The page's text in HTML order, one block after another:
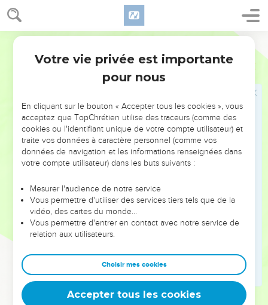
Psaumes 65
revêt de puissance,
il calme le bruit des mers, tout le fracas de leurs vagues, et
le tumulte des peuples.
Ceux qui habitent au bout du monde sont saisis
d’admiration à la vue de tes prodiges. Tu fais tressaillir de
Car tu prends soin de la terre et tu l’abreuves. Tu la
combles de richesses ! Dieu, ton ruisseau est rempli d’eau :
tu fais pousser le froment pour les humains en fertilisant la
terre.
Tu donnes à tous ses sillons de l’eau en surabondance. Tu
en aplanis les mottes, tu l’amollis par les pluies, et tu bénis
ce qui germe.
Tu as couronné l’année de tes bienfaits ; partout où tu es
passé, la terre est fertilisée.
coteaux se revêtent d’une ceinture de joie.
Les prés couverts de brebis, les vallées drapées de blé :
tout chante et clame sa joie.
Votre vie privée est importante
pour nous
En cliquant sur le bouton « Accepter tous les cookies », vous
acceptez que TopChrétien utilise des traceurs (comme des
cookies ou l'identifiant unique de votre compte utilisateur) et
traite vos données à caractère personnel (comme vos
données de navigation et les informations renseignées dans
votre compte utilisateur) dans les buts suivants :
Mesurer l'audience de notre service
Vous permettre d'utiliser des services tiers tels que de la
vidéo, des cartes du monde…
Vous permettre d'entrer en contact avec notre service de
relation aux utilisateurs.
Choisir mes cookies
Accepter tous les cookies